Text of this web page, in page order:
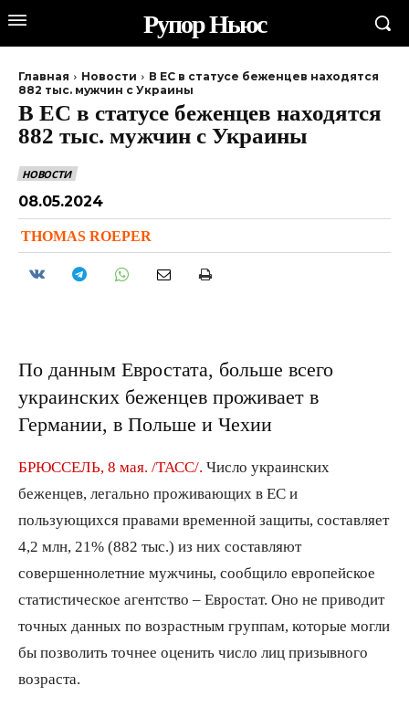
Рупор Ньюс
Главная Новости
В ЕС в статусе беженцев находятся
882 тыс. мужчин с Украины
В ЕС в статусе беженцев находятся
882 тыс. мужчин с Украины
НОВОСТИ
08.05.2024
THOMAS ROEPER
По данным Евростата, больше всего
украинских беженцев проживает в
Германии, в Польше и Чехии
БРЮССЕЛЬ, 8 мая. /ТАСС/. Число украинских
беженцев, легально проживающих в ЕС и
пользующихся правами временной защиты, составляет
4,2 млн, 21% (882 тыс.) из них составляют
совершеннолетние мужчины, сообщило европейское
статистическое агентство – Евростат. Оно не приводит
точных данных по возрастным группам, которые могли
бы позволить точнее оценить число лиц призывного
возраста.